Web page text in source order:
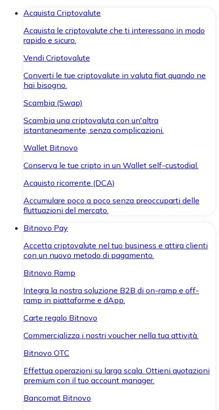
Acquista Criptovalute
Acquista le criptovalute che ti interessano in modo
rapido e sicuro.
Vendi Criptovalute
Converti le tue criptovalute in valuta fiat quando ne
hai bisogno.
Scambia (Swap)
Scambia una criptovaluta con un'altra
istantaneamente, senza complicazioni.
Wallet Bitnovo
Conserva le tue cripto in un Wallet self-custodial.
Acquisto ricorrente (DCA)
Accumulare poco a poco senza preoccuparti delle
fluttuazioni del mercato.
Bitnovo Pay
Accetta criptovalute nel tuo business e attira clienti
con un nuovo metodo di pagamento.
Bitnovo Ramp
Integra la nostra soluzione B2B di on-ramp e off-
ramp in piattaforme e dApp.
Carte regalo Bitnovo
Commercializza i nostri voucher nella tua attività.
Bitnovo OTC
Effettua operazioni su larga scala. Ottieni quotazioni
premium con il tuo account manager.
Bancomat Bitnovo